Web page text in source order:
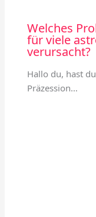
Welches
für viele
verursacht?
Hallo du, hast
Präzession…